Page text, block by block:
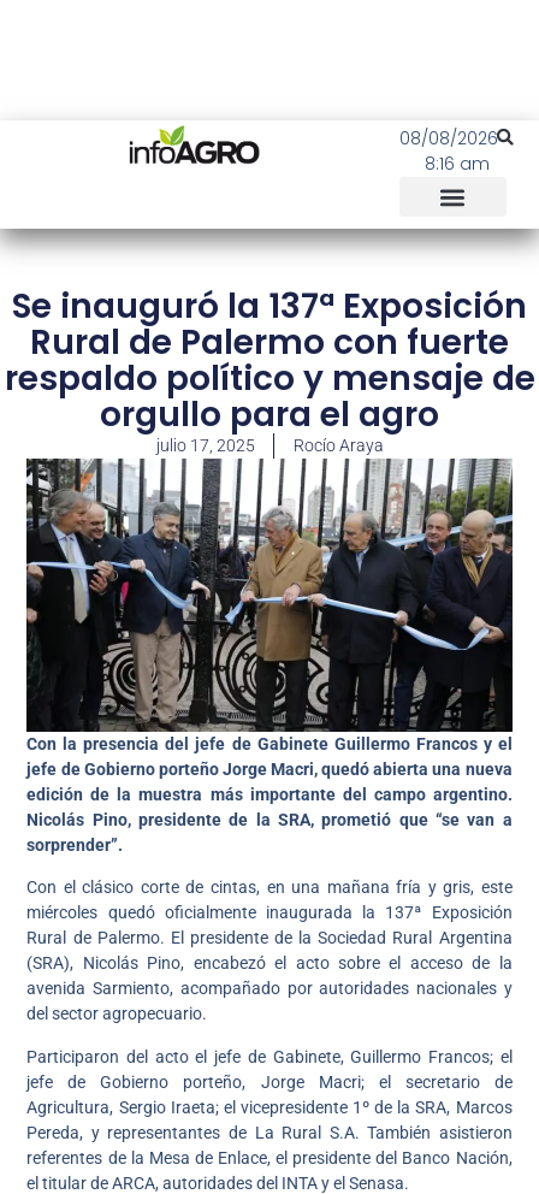
08/08/2026
8:16 am
Se inauguró la 137ª Exposición
Rural de Palermo con fuerte
respaldo político y mensaje de
orgullo para el agro
julio 17, 2025 Rocío Araya
Con la presencia del jefe de Gabinete Guillermo Francos y el
jefe de Gobierno porteño Jorge Macri, quedó abierta una nueva
edición de la muestra más importante del campo argentino.
Nicolás Pino, presidente de la SRA, prometió que “se van a
sorprender”.
Con el clásico corte de cintas, en una mañana fría y gris, este
miércoles quedó oficialmente inaugurada la 137ª Exposición
Rural de Palermo. El presidente de la Sociedad Rural Argentina
(SRA), Nicolás Pino, encabezó el acto sobre el acceso de la
avenida Sarmiento, acompañado por autoridades nacionales y
del sector agropecuario.
Participaron del acto el jefe de Gabinete, Guillermo Francos; el
jefe de Gobierno porteño, Jorge Macri; el secretario de
Agricultura, Sergio Iraeta; el vicepresidente 1º de la SRA, Marcos
Pereda, y representantes de La Rural S.A. También asistieron
referentes de la Mesa de Enlace, el presidente del Banco Nación,
el titular de ARCA, autoridades del INTA y el Senasa.